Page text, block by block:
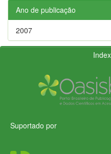
Ano de publicação
2007
Suportado por